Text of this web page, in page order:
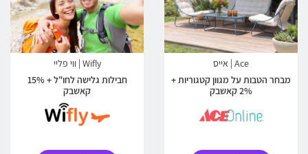
Ace | אייס
מבחר הטבות על מגוון קטגוריות +
2% קאשבק
Wifly | ווי פליי
חבילות גלישה לחו"ל + 15%
קאשבק